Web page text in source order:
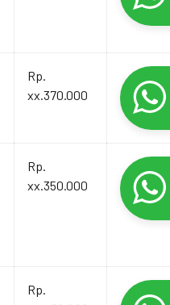
Rp.
xx.370.000
Rp.
xx.350.000
Rp.